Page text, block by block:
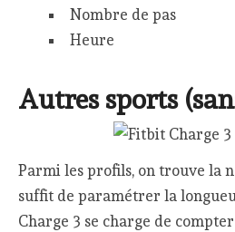
Nombre de pas
Heure
Autres sports
Parmi les profils, on trouve la
suffit de paramétrer la
Charge 3 se charge de